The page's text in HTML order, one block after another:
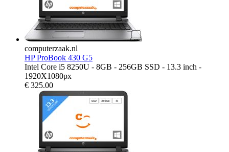
computerzaak.nl
HP ProBook 430 G5
Intel Core i5 8250U - 8GB - 256GB SSD - 13.3 inch -
1920X1080px
€ 325.00